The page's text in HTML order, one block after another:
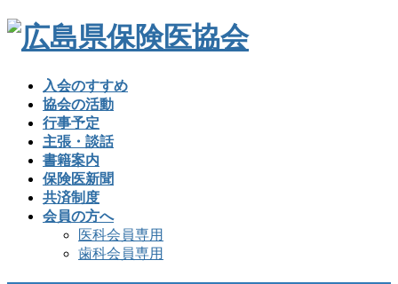
入会のすすめ
協会の活動
行事予定
主張・談話
書籍案内
保険医新聞
共済制度
会員の方へ
医科会員専用
歯科会員専用